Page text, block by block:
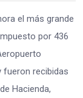
el más grande
por 436
fueron recibidas
Hacienda,